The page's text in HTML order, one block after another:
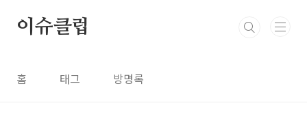
이슈클럽
홈 태그 방명록